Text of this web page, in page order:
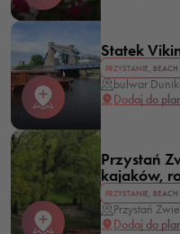
Statek
PRZYSTANIE, BEACH
bulwar
Dodaj do
Przystań
kajaków,
PRZYSTANIE, BEACH
Przystań
Dodaj do